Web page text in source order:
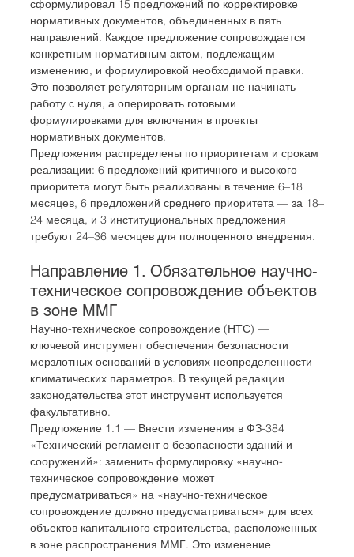
сформулировал 15 предложений по корректировке
нормативных документов, объединенных в пять
направлений. Каждое предложение сопровождается
конкретным нормативным актом, подлежащим
изменению, и формулировкой необходимой правки.
Это позволяет регуляторным органам не начинать
работу с нуля, а оперировать готовыми
формулировками для включения в проекты
нормативных документов.
Предложения распределены по приоритетам и срокам
реализации: 6 предложений критичного и высокого
приоритета могут быть реализованы в течение 6–18
месяцев, 6 предложений среднего приоритета — за 18–
24 месяца, и 3 институциональных предложения
требуют 24–36 месяцев для полноценного внедрения.
Направление 1. Обязательное научно-
техническое сопровождение объектов
в зоне ММГ
Научно-техническое сопровождение (НТС) —
ключевой инструмент обеспечения безопасности
мерзлотных оснований в условиях неопределенности
климатических параметров. В текущей редакции
законодательства этот инструмент используется
факультативно.
Предложение 1.1 — Внести изменения в ФЗ-384
«Технический регламент о безопасности зданий и
сооружений»: заменить формулировку «научно-
техническое сопровождение может
предусматриваться» на «научно-техническое
сопровождение должно предусматриваться» для всех
объектов капитального строительства, расположенных
в зоне распространения ММГ. Это изменение